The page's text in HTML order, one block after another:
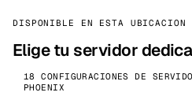
DISPONIBLE EN ESTA UBICACION
Elige tu servidor
18 CONFIGURACIONES DE
PHOENIX